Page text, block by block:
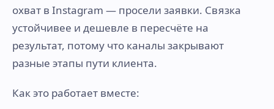
охват в Instagram — просели заявки. Связка
устойчивее и дешевле в пересчёте на
результат, потому что каналы закрывают
разные этапы пути клиента.
Как это работает вместе: